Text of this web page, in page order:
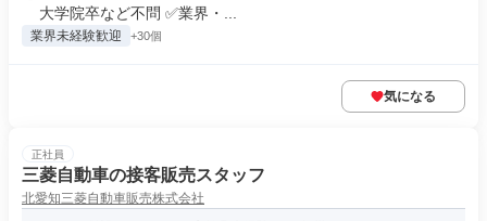
大学院卒など不問 ✅業界・...
業界未経験歓迎 +30個
気になる
正社員
三菱自動車の接客販売スタッフ
北愛知三菱自動車販売株式会社